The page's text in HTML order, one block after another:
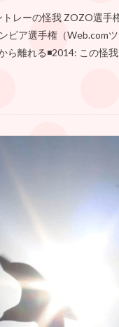
レーの怪我 ZOZO選手
ビア選手権（
ら離れる◾2014: この